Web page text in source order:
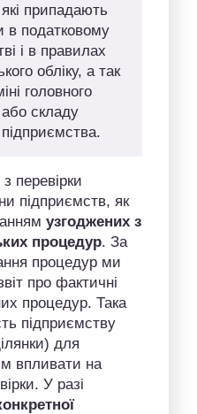
припадають
в податковому
і в правилах
обліку, а так
головного
складу
підприємства.
перевірки
підприємств, як
узгоджених з
процедур. За
процедур ми
про фактичні
процедур. Така
підприємству
для
впливати на
У разі